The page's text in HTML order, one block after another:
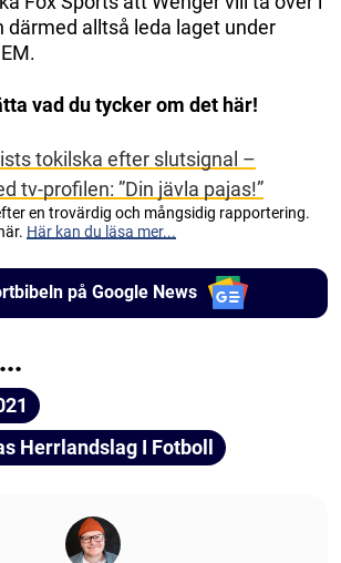
därmed alltså leda laget under
vad du tycker om det här!
tokilska efter slutsignal –
tv-profilen: ”Din jävla pajas!”
en trovärdig och mångsidig rapportering.
Här kan du läsa mer...
på Google News
Herrlandslag I Fotboll